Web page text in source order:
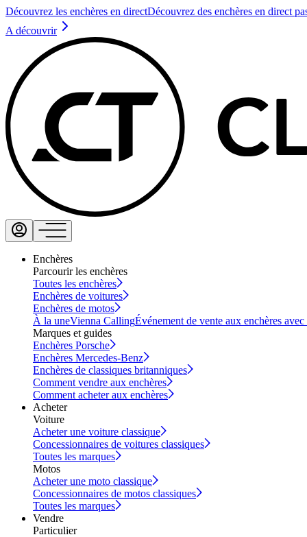
Découvrez les enchères en directDécouvrez des enchères en direct
A découvrir
Enchères
Parcourir les enchères
Toutes les enchères
Enchères de voitures
Enchères de motos
À la uneVienna CallingÉvénement de vente aux enchères
Marques et guides
Enchères Porsche
Enchères Mercedes-Benz
Enchères de classiques britanniques
Comment vendre aux enchères
Comment acheter aux enchères
Acheter
Voiture
Acheter une voiture classique
Concessionnaires de voitures classiques
Toutes les marques
Motos
Acheter une moto classique
Concessionnaires de motos classiques
Toutes les marques
Vendre
Particulier